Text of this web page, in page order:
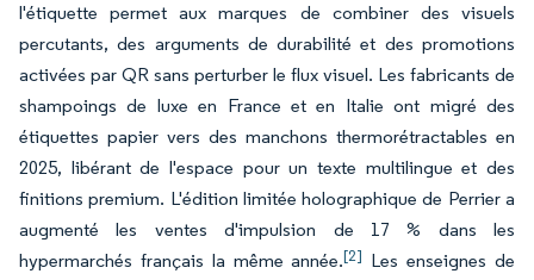
l'étiquette permet aux marques de combiner des visuels
percutants, des arguments de durabilité et des promotions
activées par QR sans perturber le flux visuel. Les fabricants de
shampoings de luxe en France et en Italie ont migré des
étiquettes papier vers des manchons thermorétractables en
2025, libérant de l'espace pour un texte multilingue et des
finitions premium. L'édition limitée holographique de Perrier a
augmenté les ventes d'impulsion de 17 % dans les
hypermarchés français la même année.[2] Les enseignes de